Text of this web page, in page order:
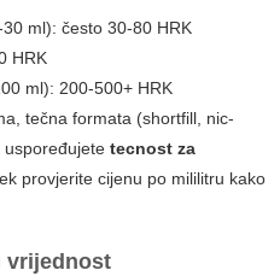
ml): često 30-80 HRK
HRK
ml): 200-500+ HRK
tečna formata (shortfill, nic-
tecnost za
provjerite cijenu po mililitru kako
vrijednost